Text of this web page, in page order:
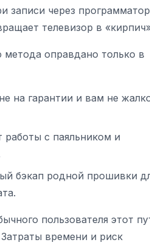
записи через программатор
телевизор в
метода оправдано только в
на гарантии и вам не
работы с паяльником и
бэкап родной прошивки
пользователя этот
времени и риск